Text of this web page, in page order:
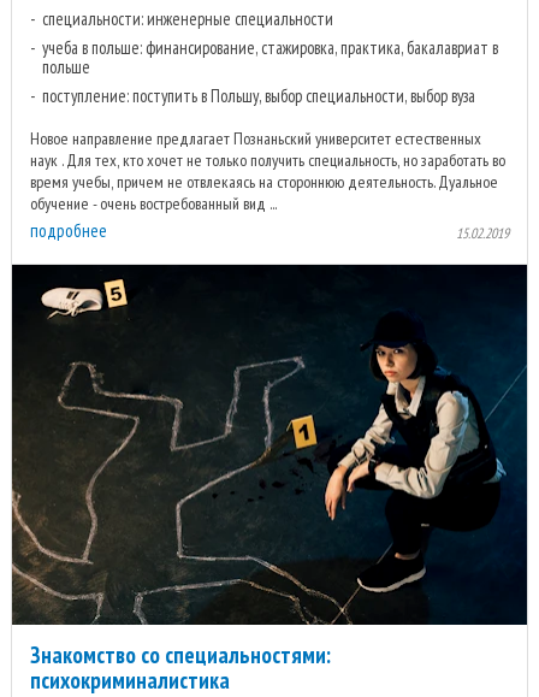
специальности: инженерные специальности
учеба в польше: финансирование, стажировка, практика, бакалавриат в
польше
поступление: поступить в Польшу, выбор специальности, выбор вуза
Новое направление предлагает Познаньский университет естественных
наук . Для тех, кто хочет не только получить специальность, но заработать во
время учебы, причем не отвлекаясь на стороннюю деятельность. Дуальное
обучение - очень востребованный вид ...
подробнее 15.02.2019
Знакомство со специальностями:
психокриминалистика